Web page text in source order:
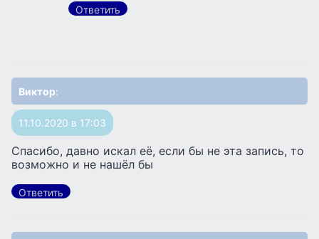
Ответить
Виктор:
11.10.2020 в 17:03
Спасибо, давно искал её, если бы не эта запись, то
возможно и не нашёл бы
Ответить